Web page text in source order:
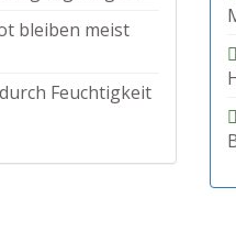
bleiben meist
Feuchtigkeit